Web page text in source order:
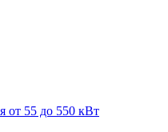
от 55 до 550 кВт